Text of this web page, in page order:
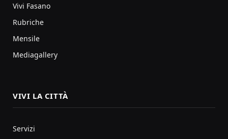
Vivi Fasano
Rubriche
Mensile
Mediagallery
VIVI LA CITTÀ
Servizi